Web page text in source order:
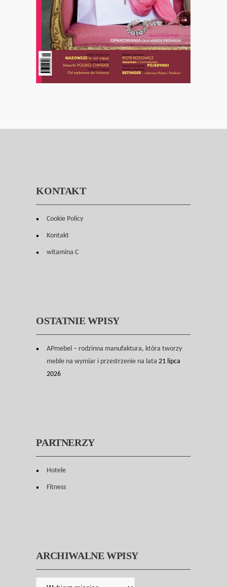
KONTAKT
Cookie Policy
Kontakt
witamina C
OSTATNIE WPISY
APmebel – rodzinna manufaktura, która tworzy
meble na wymiar i przestrzenie na lata 21 lipca
2026
PARTNERZY
Hotele
Fitness
ARCHIWALNE WPISY